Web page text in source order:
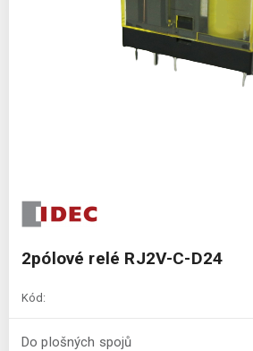
2pólové relé RJ2V-C-D24
Kód:
Do plošných spojů